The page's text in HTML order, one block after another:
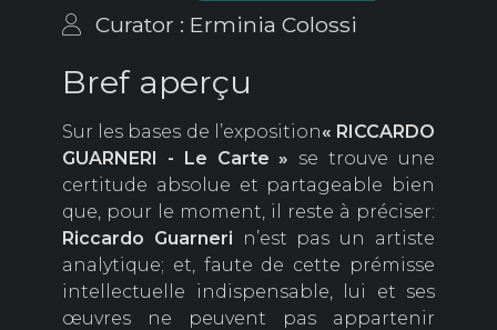
Curator : Erminia Colossi
Bref aperçu
Sur les bases de l’exposition« RICCARDO
GUARNERI - Le Carte » se trouve une
certitude absolue et partageable bien
que, pour le moment, il reste à préciser:
Riccardo Guarneri n’est pas un artiste
analytique; et, faute de cette prémisse
intellectuelle indispensable, lui et ses
œuvres ne peuvent pas appartenir